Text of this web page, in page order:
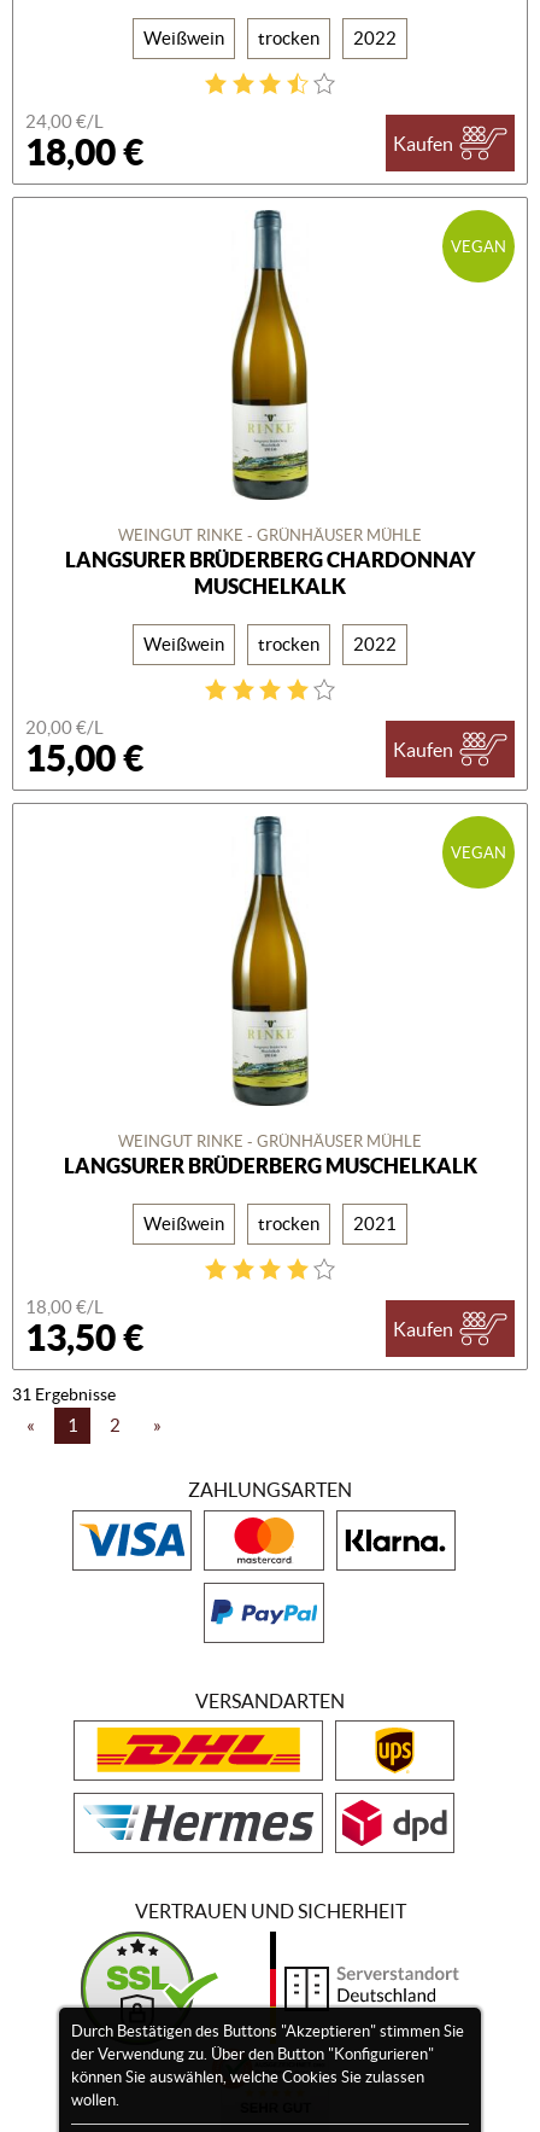
Weißwein trocken 2022
24,00 €/L
18,00 € Kaufen
VEGAN
WEINGUT RINKE - GRÜNHÄUSER MÜHLE
LANGSURER BRÜDERBERG CHARDONNAY
MUSCHELKALK
Weißwein trocken 2022
20,00 €/L
15,00 € Kaufen
VEGAN
WEINGUT RINKE - GRÜNHÄUSER MÜHLE
LANGSURER BRÜDERBERG MUSCHELKALK
Weißwein trocken 2021
18,00 €/L
13,50 € Kaufen
31 Ergebnisse
« 1 2 »
Durch Bestätigen des Buttons "Akzeptieren" stimmen Sie
der Verwendung zu. Über den Button "Konfigurieren"
können Sie auswählen, welche Cookies Sie zulassen
wollen.
ZAHLUNGSARTEN
VERSANDARTEN
VERTRAUEN UND SICHERHEIT